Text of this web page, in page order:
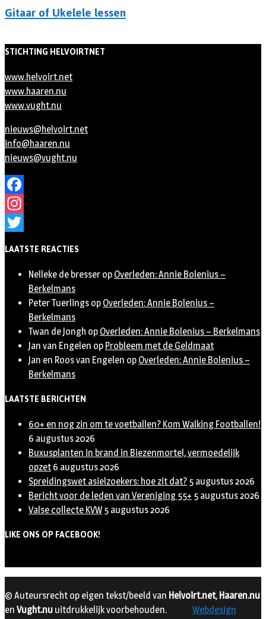
Gitaar of Ukelele lessen
STICHTING HELVOIRTNET
www.helvoirt.net
www.haaren.nu
www.vught.nu
nieuws@helvoirt.net
info@haaren.nu
nieuws@vught.nu
Facebook
Instagram
LAATSTE REACTIES
Nelleke de bresser op Overleden: Annie Bolenius –
Berkelmans
Peter Tuerlings op Overleden: Annie Bolenius –
Berkelmans
Twan de Jongh op Overleden: Annie Bolenius – Berkelmans
Jan van Engelen op Probleem met de Geldmaat
Jan en Roos van Engelen op Overleden: Annie Bolenius –
Berkelmans
LAATSTE BERICHTEN
60+ en nog zin om te voetballen? Kom Walking Footballen!
6 augustus 2026
Buxusplanten in brand in Biezenmortel, vermoedelijk
opzet 6 augustus 2026
Spreidingswet asielzoekers: hoe zit dat? 5 augustus 2026
Bericht voor de leden van Vereniging 55+ 5 augustus 2026
Valse collecte KVW 5 augustus 2026
LIKE ONS OP FACEBOOK!
© Auteursrecht op eigen tekst/beeld van Helvoirt.net, Haaren.nu
en Vught.nu uitdrukkelijk voorbehouden.
Webdesign